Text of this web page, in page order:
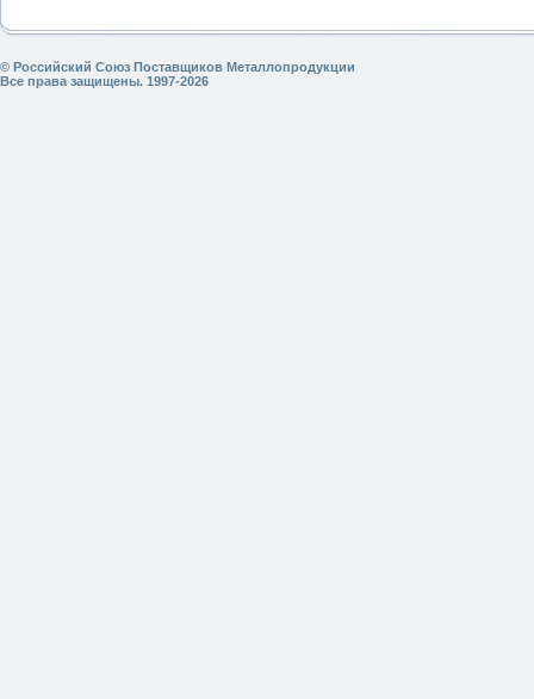
© Российский Союз Поставщиков Металлопродукции
Все права защищены. 1997-2026